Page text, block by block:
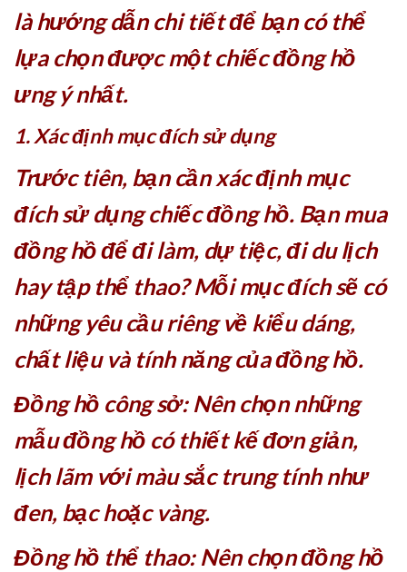
là hướng dẫn chi tiết để bạn có thể
lựa chọn được một chiếc đồng hồ
ưng ý nhất.
1. Xác định mục đích sử dụng
Trước tiên, bạn cần xác định mục
đích sử dụng chiếc đồng hồ. Bạn mua
đồng hồ để đi làm, dự tiệc, đi du lịch
hay tập thể thao? Mỗi mục đích sẽ có
những yêu cầu riêng về kiểu dáng,
chất liệu và tính năng của đồng hồ.
Đồng hồ công sở: Nên chọn những
mẫu đồng hồ có thiết kế đơn giản,
lịch lãm với màu sắc trung tính như
đen, bạc hoặc vàng.
Đồng hồ thể thao: Nên chọn đồng hồ